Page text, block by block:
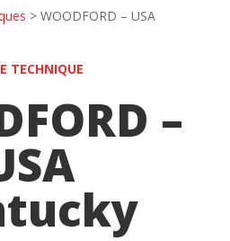
> WOODFORD – USA
TECHNIQUE
–